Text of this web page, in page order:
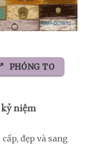
PHÓNG TO
niệm
đẹp và sang